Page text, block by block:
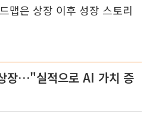
맵은 상장 이후 성장 스토리
장…"실적으로 AI 가치 증